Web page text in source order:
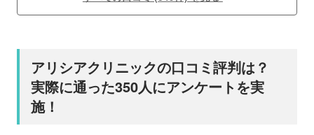
アリシアクリニックの口コミ評判は？
実際に通った350人にアンケートを実
施！